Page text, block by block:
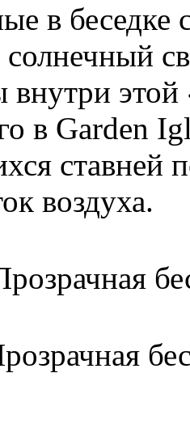
в беседке
внутри
в Garden
ставней
воздуха.